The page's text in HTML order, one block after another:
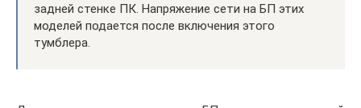
задней стенке ПК. Напряжение сети на БП этих
моделей подается после включения этого
тумблера.